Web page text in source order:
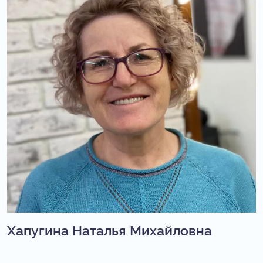
Хапугина Наталья Михайловна